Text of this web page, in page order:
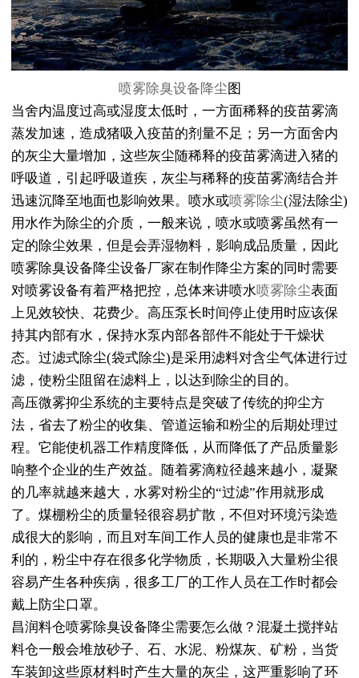
喷雾除臭设备降尘 图
当舍内温度过高或湿度太低时，一方面稀释的疫苗雾滴
蒸发加速，造成猪吸入疫苗的剂量不足；另一方面舍内
的灰尘大量增加，这些灰尘随稀释的疫苗雾滴进入猪的
呼吸道，引起呼吸道疾，灰尘与稀释的疫苗雾滴结合并
迅速沉降至地面也影响效果。喷水或喷雾除尘(湿法除尘)
用水作为除尘的介质，一般来说，喷水或喷雾虽然有一
定的除尘效果，但是会弄湿物料，影响成品质量，因此
喷雾除臭设备降尘设备厂家在制作降尘方案的同时需要
对喷雾设备有着严格把控，总体来讲喷水喷雾除尘表面
上见效较快、花费少。高压泵长时间停止使用时应该保
持其内部有水，保持水泵内部各部件不能处于干燥状
态。过滤式除尘(袋式除尘)是采用滤料对含尘气体进行过
滤，使粉尘阻留在滤料上，以达到除尘的目的。
高压微雾抑尘系统的主要特点是突破了传统的抑尘方
法，省去了粉尘的收集、管道运输和粉尘的后期处理过
程。它能使机器工作精度降低，从而降低了产品质量影
响整个企业的生产效益。随着雾滴粒径越来越小，凝聚
的几率就越来越大，水雾对粉尘的“过滤”作用就形成
了。煤棚粉尘的质量轻很容易扩散，不但对环境污染造
成很大的影响，而且对车间工作人员的健康也是非常不
利的，粉尘中存在很多化学物质，长期吸入大量粉尘很
容易产生各种疾病，很多工厂的工作人员在工作时都会
戴上防尘口罩。
昌润料仓喷雾除臭设备降尘需要怎么做？混凝土搅拌站
料仓一般会堆放砂子、石、水泥、粉煤灰、矿粉，当货
车装卸这些原材料时产生大量的灰尘，这严重影响了环